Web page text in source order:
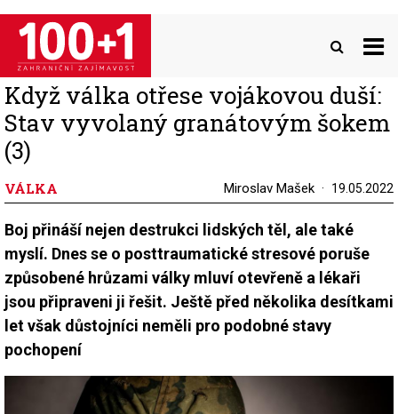
Přejít
hlavnímu
obsahu
Když válka otřese vojákovou duší:
Stav vyvolaný granátovým šokem
(3)
VÁLKA Miroslav Mašek 19.05.2022
Boj přináší nejen destrukci lidských těl, ale také
myslí. Dnes se o posttraumatické stresové poruše
způsobené hrůzami války mluví otevřeně a lékaři
jsou připraveni ji řešit. Ještě před několika desítkami
let však důstojníci neměli pro podobné stavy
pochopení